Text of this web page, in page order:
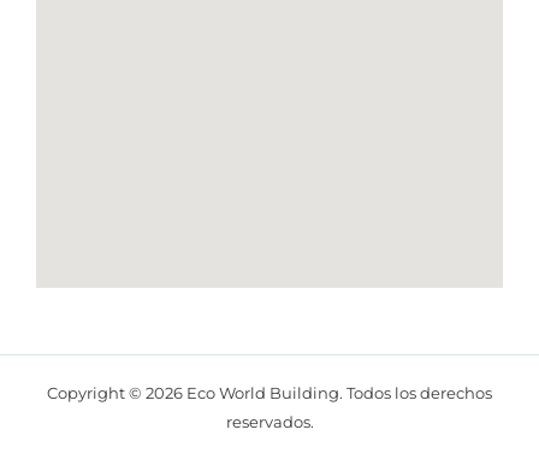
Copyright © 2026 Eco World Building. Todos los derechos
reservados.